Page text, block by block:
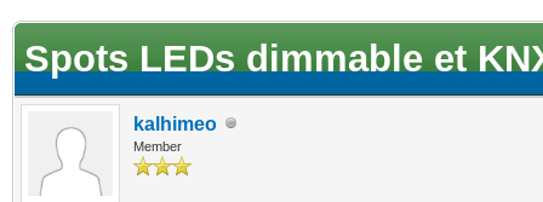
Spots LEDs dimmable et
kalhimeo
Member